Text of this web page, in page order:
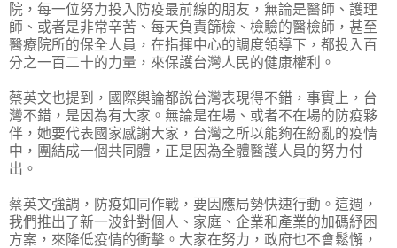
院，每一位努力投入防疫最前線的朋友，無論是醫師、護理
師、或者是非常辛苦、每天負責篩檢、檢驗的醫檢師，甚至
醫療院所的保全人員，在指揮中心的調度領導下，都投入百
分之一百二十的力量，來保護台灣人民的健康權利。
蔡英文也提到，國際輿論都說台灣表現得不錯，事實上，台
灣不錯，是因為有大家。無論是在場、或者不在場的防疫夥
伴，她要代表國家感謝大家，台灣之所以能夠在紛亂的疫情
中，團結成一個共同體，正是因為全體醫護人員的努力付
出。
蔡英文強調，防疫如同作戰，要因應局勢快速行動。這週，
我們推出了新一波針對個人、家庭、企業和產業的加碼紓困
方案，來降低疫情的衝擊。大家在努力，政府也不會鬆懈，